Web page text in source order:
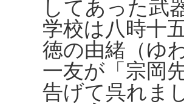
してあった武
学校は八時十
徳の由緒（ゆ
一友が「宗岡
告げて呉れま